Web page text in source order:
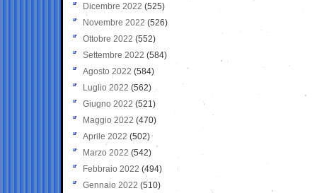
Dicembre 2022 (525)
Novembre 2022 (526)
Ottobre 2022 (552)
Settembre 2022 (584)
Agosto 2022 (584)
Luglio 2022 (562)
Giugno 2022 (521)
Maggio 2022 (470)
Aprile 2022 (502)
Marzo 2022 (542)
Febbraio 2022 (494)
Gennaio 2022 (510)